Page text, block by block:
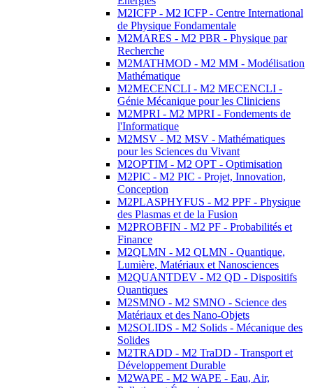
M2ICFP - M2 ICFP - Centre International
de Physique Fondamentale
M2MARES - M2 PBR - Physique par
Recherche
M2MATHMOD - M2 MM - Modélisation
Mathématique
M2MECENCLI - M2 MECENCLI -
Génie Mécanique pour les Cliniciens
M2MPRI - M2 MPRI - Fondements de
l'Informatique
M2MSV - M2 MSV - Mathématiques
pour les Sciences du Vivant
M2OPTIM - M2 OPT - Optimisation
M2PIC - M2 PIC - Projet, Innovation,
Conception
M2PLASPHYFUS - M2 PPF - Physique
des Plasmas et de la Fusion
M2PROBFIN - M2 PF - Probabilités et
Finance
M2QLMN - M2 QLMN - Quantique,
Lumière, Matériaux et Nanosciences
M2QUANTDEV - M2 QD - Dispositifs
Quantiques
M2SMNO - M2 SMNO - Science des
Matériaux et des Nano-Objets
M2SOLIDS - M2 Solids - Mécanique des
Solides
M2TRADD - M2 TraDD - Transport et
Développement Durable
M2WAPE - M2 WAPE - Eau, Air,